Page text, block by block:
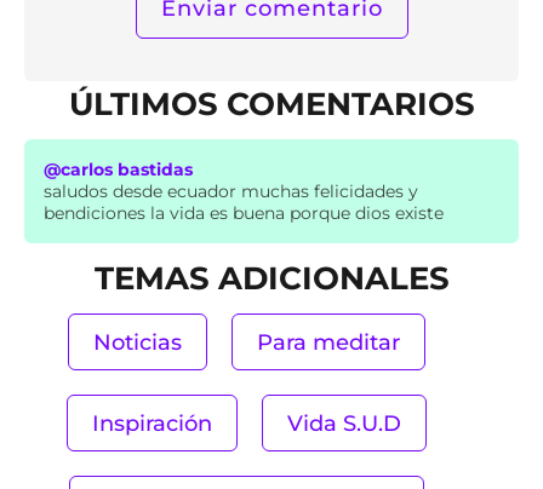
ÚLTIMOS COMENTARIOS
@carlos bastidas
saludos desde ecuador muchas felicidades y
bendiciones la vida es buena porque dios existe
TEMAS ADICIONALES
Noticias Para meditar
Inspiración Vida S.U.D